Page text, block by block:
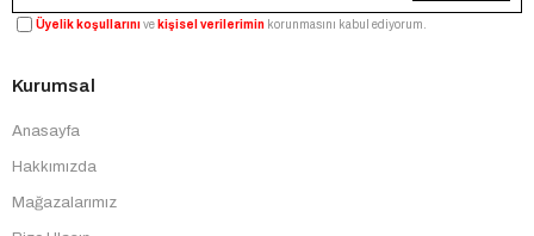
Üyelik koşullarınıve kişisel verilerimin korunmasını kabul ediyorum.
Kurumsal
Anasayfa
Hakkımızda
Mağazalarımız